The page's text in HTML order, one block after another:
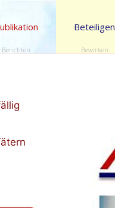
Berichten
Beteiligen
Bewirken